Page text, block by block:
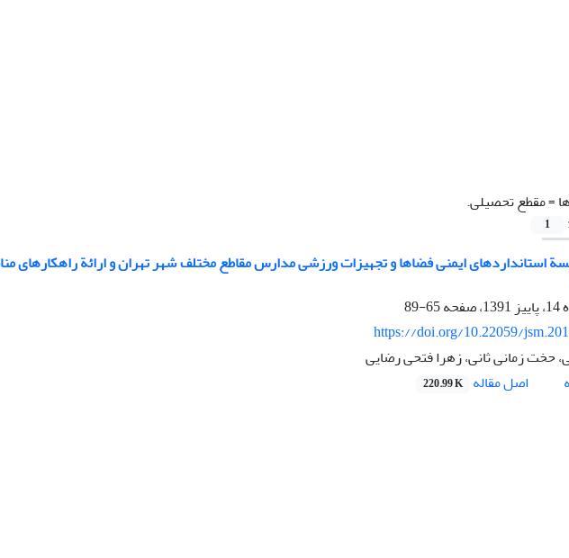
=مقطع تحصیلی.
1
استانداردهای ایمنی فضاها و تجهیزات ورزشی مدارس مقاطع مختلف شهر تهران و ارائة راهکارهای
65-89
https://doi.org/10.22059/
حخت زمانی ثانی، زهرا فتحی رضایی
اصل مقاله 220.99 K